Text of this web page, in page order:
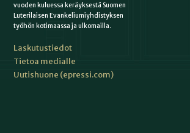
vuoden kuluessa keräyksestä Suomen
Luterilaisen Evankeliumiyhdistyksen
työhön kotimaassa ja ulkomailla.
Laskutustiedot
Tietoa medialle
Uutishuone (epressi.com)